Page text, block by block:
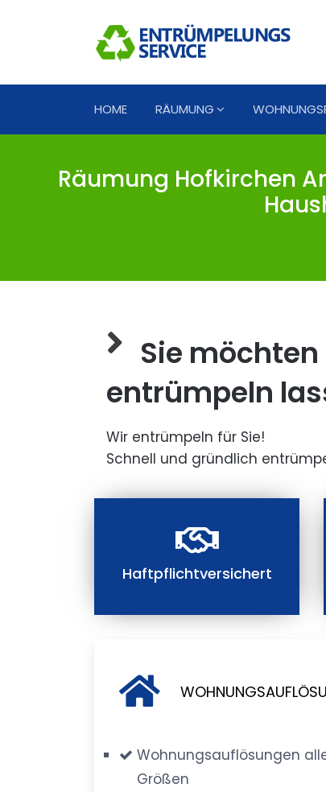
HOME RÄUMUNG
Räumung Hofkirchen
Sie
entrümpeln
Wir entrümpeln für Sie!
Schnell und gründlich
Haftpflichtversichert
Wohnungsauflösungen
Größen